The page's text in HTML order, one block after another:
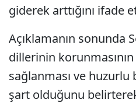
giderek arttığını ifade
Açıklamanın sonunda
dillerinin
sağlanması ve
şart olduğunu